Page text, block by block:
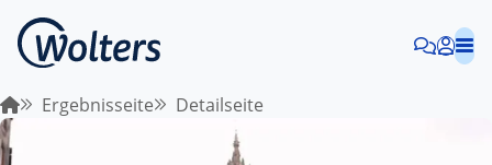
Ergebnisseite Detailseite